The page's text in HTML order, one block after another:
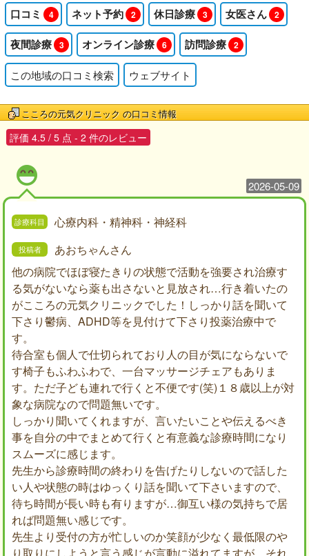
口コミ 4 ネット予約 2 休日診療 3 女医さん 2
夜間診療 3 オンライン診療 6 訪問診療 2
この地域の口コミ検索 ウェブサイト
こころの元気クリニック の口コミ情報
評価 4.5 / 5 点 - 2 件のレビュー
2026-05-09
心療内科・精神科・神経科
あおちゃんさん
他の病院でほぼ寝たきりの状態で活動を強要され治療す
る気がないなら薬も出さないと見放され…行き着いたの
がこころの元気クリニックでした！しっかり話を聞いて
下さり鬱病、ADHD等を見付けて下さり投薬治療中で
す。
待合室も個人で仕切られており人の目が気にならないで
す椅子もふわふわで、一台マッサージチェアもありま
す。ただ子ども連れで行くと不便です(笑)１８歳以上が対
象な病院なので問題無いです。
しっかり聞いてくれますが、言いたいことや伝えるべき
事を自分の中でまとめて行くと有意義な診療時間になり
スムーズに感じます。
先生から診療時間の終わりを告げたりしないので話した
い人や状態の時はゆっくり話を聞いて下さいますので、
待ち時間が長い時も有りますが…御互い様の気持ちで居
れば問題無い感じです。
先生より受付の方が忙しいのか笑顔が少なく最低限のや